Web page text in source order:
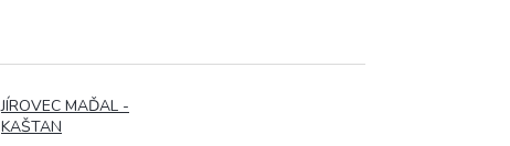
JÍROVEC MAĎAL -
KAŠTAN